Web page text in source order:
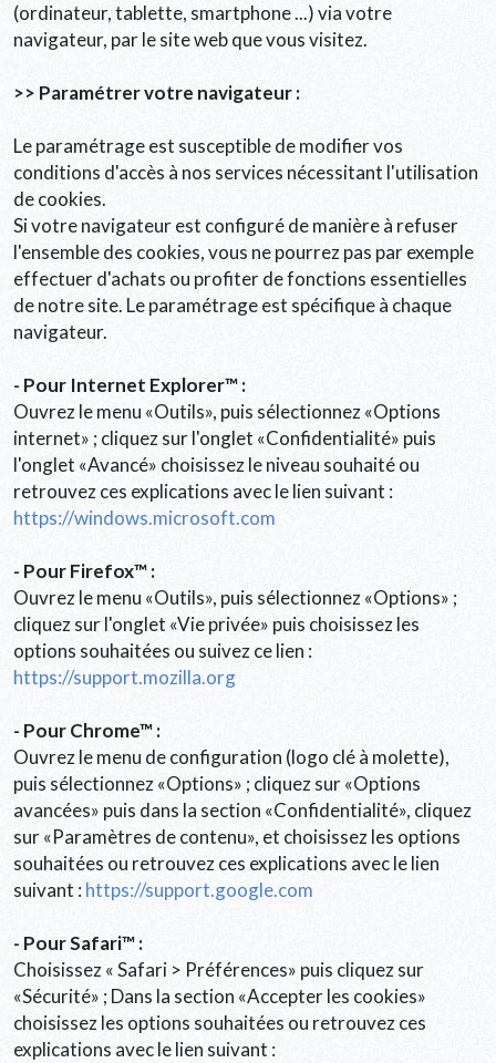
(ordinateur, tablette, smartphone ...) via votre
navigateur, par le site web que vous visitez.
>> Paramétrer votre navigateur :
Le paramétrage est susceptible de modifier vos
conditions d'accès à nos services nécessitant l'utilisation
de cookies.
Si votre navigateur est configuré de manière à refuser
l'ensemble des cookies, vous ne pourrez pas par exemple
effectuer d'achats ou profiter de fonctions essentielles
de notre site. Le paramétrage est spécifique à chaque
navigateur.
- Pour Internet Explorer™ :
Ouvrez le menu «Outils», puis sélectionnez «Options
internet» ; cliquez sur l'onglet «Confidentialité» puis
l'onglet «Avancé» choisissez le niveau souhaité ou
retrouvez ces explications avec le lien suivant :
https://windows.microsoft.com
- Pour Firefox™ :
Ouvrez le menu «Outils», puis sélectionnez «Options» ;
cliquez sur l'onglet «Vie privée» puis choisissez les
options souhaitées ou suivez ce lien :
https://support.mozilla.org
- Pour Chrome™ :
Ouvrez le menu de configuration (logo clé à molette),
puis sélectionnez «Options» ; cliquez sur «Options
avancées» puis dans la section «Confidentialité», cliquez
sur «Paramètres de contenu», et choisissez les options
souhaitées ou retrouvez ces explications avec le lien
suivant :https://support.google.com
- Pour Safari™ :
Choisissez « Safari > Préférences» puis cliquez sur
«Sécurité» ; Dans la section «Accepter les cookies»
choisissez les options souhaitées ou retrouvez ces
explications avec le lien suivant :